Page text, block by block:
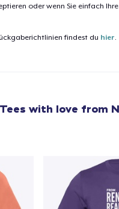
oder wenn Sie einfach
findest du hier.
Tees with love from
hinzugefügt